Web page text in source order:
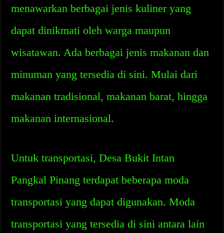
menawarkan berbagai jenis kuliner yang
dapat dinikmati oleh warga maupun
wisatawan. Ada berbagai jenis makanan dan
minuman yang tersedia di sini. Mulai dari
makanan tradisional, makanan barat, hingga
makanan internasional.
Untuk transportasi, Desa Bukit Intan
Pangkal Pinang terdapat beberapa moda
transportasi yang dapat digunakan. Moda
transportasi yang tersedia di sini antara lain